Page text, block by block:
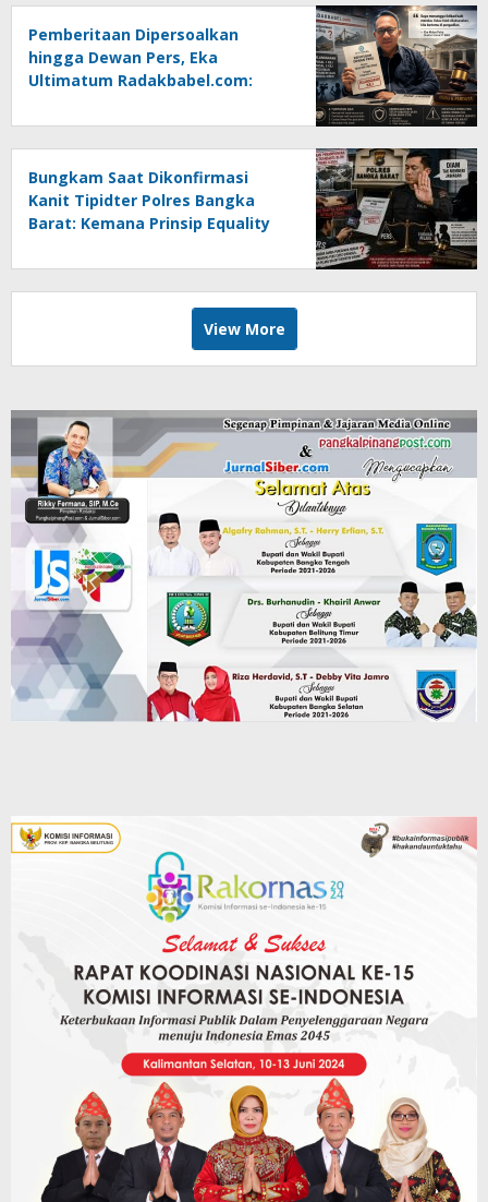
Pemberitaan Dipersoalkan
hingga Dewan Pers, Eka
Ultimatum Radakbabel.com:
Tempuh Jalur Hukum
Bungkam Saat Dikonfirmasi
Kanit Tipidter Polres Bangka
Barat: Kemana Prinsip Equality
View More